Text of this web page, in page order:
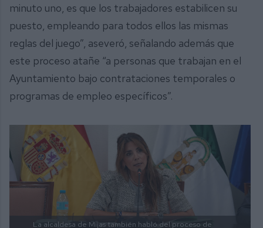
minuto uno, es que los trabajadores estabilicen su
puesto, empleando para todos ellos las mismas
reglas del juego”, aseveró, señalando además que
este proceso atañe “a personas que trabajan en el
Ayuntamiento bajo contrataciones temporales o
programas de empleo específicos”.
La alcaldesa de Mijas también habló del proceso de